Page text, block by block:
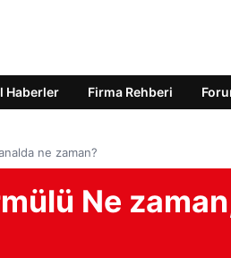
Haberler Firma Rehberi
ne zaman?
Ne